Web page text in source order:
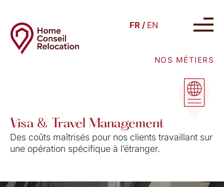
FR / EN
NOS MÉTIERS
Visa & Travel Management
Des coûts maîtrisés pour nos clients travaillant sur
une opération spécifique à l’étranger.